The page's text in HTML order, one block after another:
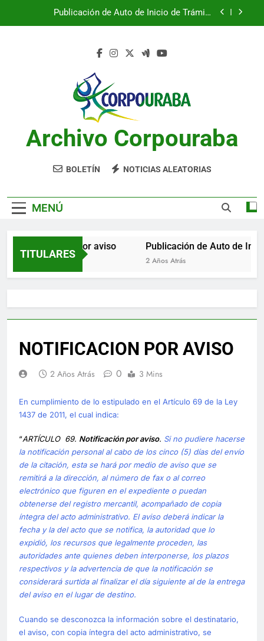
Publicación de Auto de Inicio de Trámite
Notificación por aviso
Publicación de Auto de Inicio de Trámite
Publicación de Auto de Inicio de Trámite
CITACIONES
Archivo Corpouraba
BOLETÍN NOTICIAS ALEATORIAS
MENÚ
TITULARES
Notificación por aviso
2 Años Atrás
Publicación de Auto de
2 Años Atrás
NOTIFICACION POR AVISO
2 Años Atrás 0 3 Mins
En cumplimiento de lo estipulado en el Artículo 69 de la Ley
1437 de 2011, el cual indica:
“ARTÍCULO 69. Notificación por aviso. Si no pudiere hacerse
la notificación personal al cabo de los cinco (5) días del envío
de la citación, esta se hará por medio de aviso que se
remitirá a la dirección, al número de fax o al correo
electrónico que figuren en el expediente o puedan
obtenerse del registro mercantil, acompañado de copia
íntegra del acto administrativo. El aviso deberá indicar la
fecha y la del acto que se notifica, la autoridad que lo
expidió, los recursos que legalmente proceden, las
autoridades ante quienes deben interponerse, los plazos
respectivos y la advertencia de que la notificación se
considerará surtida al finalizar el día siguiente al de la entrega
del aviso en el lugar de destino.
Cuando se desconozca la información sobre el destinatario,
el aviso, con copia íntegra del acto administrativo, se